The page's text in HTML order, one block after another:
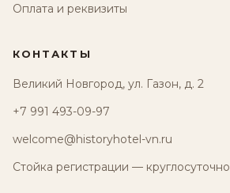
Оплата и реквизиты
КОНТАКТЫ
Великий Новгород, ул. Газон, д. 2
+7 991 493-09-97
welcome@historyhotel-vn.ru
Стойка регистрации — круглосуточно